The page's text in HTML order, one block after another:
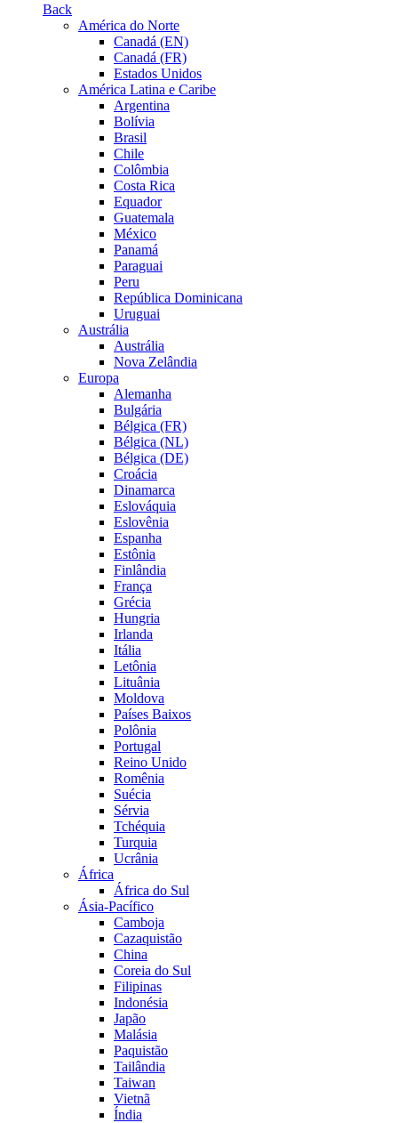
Back
América do Norte
Canadá (EN)
Canadá (FR)
Estados Unidos
América Latina e Caribe
Argentina
Bolívia
Brasil
Chile
Colômbia
Costa Rica
Equador
Guatemala
México
Panamá
Paraguai
Peru
República Dominicana
Uruguai
Austrália
Austrália
Nova Zelândia
Europa
Alemanha
Bulgária
Bélgica (FR)
Bélgica (NL)
Bélgica (DE)
Croácia
Dinamarca
Eslováquia
Eslovênia
Espanha
Estônia
Finlândia
França
Grécia
Hungria
Irlanda
Itália
Letônia
Lituânia
Moldova
Países Baixos
Polônia
Portugal
Reino Unido
Romênia
Suécia
Sérvia
Tchéquia
Turquia
Ucrânia
África
África do Sul
Ásia-Pacífico
Camboja
Cazaquistão
China
Coreia do Sul
Filipinas
Indonésia
Japão
Malásia
Paquistão
Tailândia
Taiwan
Vietnã
Índia